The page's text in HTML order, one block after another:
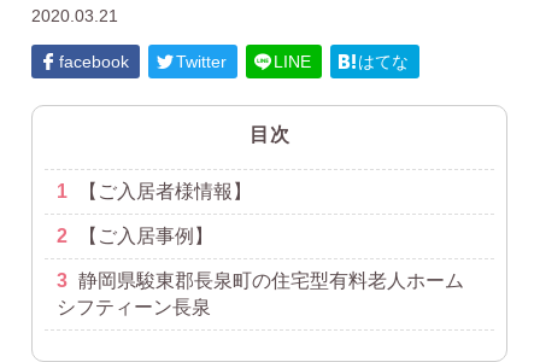
2020.03.21
facebook Twitter LINE はてな
目次
1 【ご入居者様情報】
2 【ご入居事例】
3 静岡県駿東郡長泉町の住宅型有料老人ホーム
シフティーン長泉